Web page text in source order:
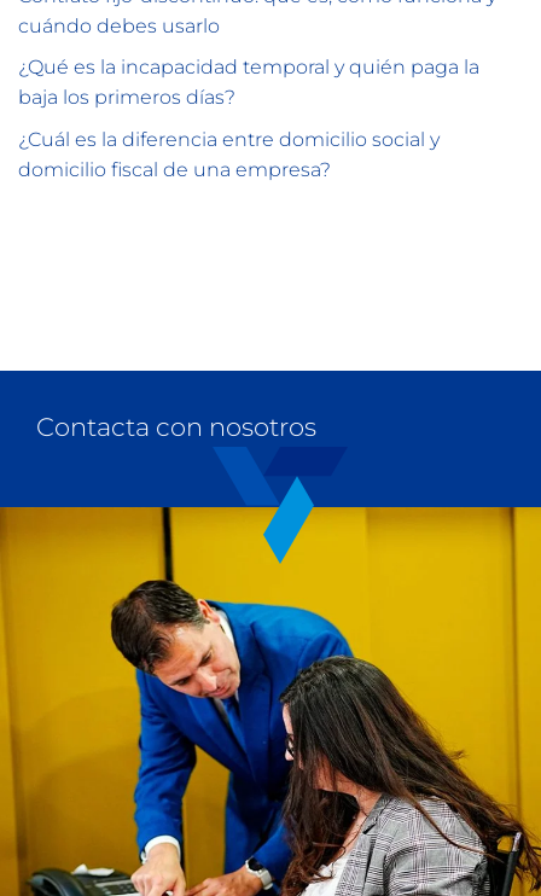
cuándo debes usarlo
¿Qué es la incapacidad temporal y quién paga la
baja los primeros días?
¿Cuál es la diferencia entre domicilio social y
domicilio fiscal de una empresa?
Contacta con nosotros